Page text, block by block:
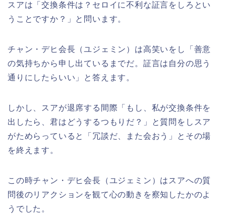
スアは「交換条件は？セロイに不利な証言をしろとい
うことですか？」と問います。
チャン・デヒ会長（ユジェミン）は高笑いをし「善意
の気持ちから申し出ているまでだ。証言は自分の思う
通りにしたらいい」と答えます。
しかし、スアが退席する間際「もし、私が交換条件を
出したら、君はどうするつもりだ？」と質問をしスア
がためらっていると「冗談だ、また会おう」とその場
を終えます。
この時チャン・デヒ会長（ユジェミン）はスアへの質
問後のリアクションを観て心の動きを察知したかのよ
うでした。